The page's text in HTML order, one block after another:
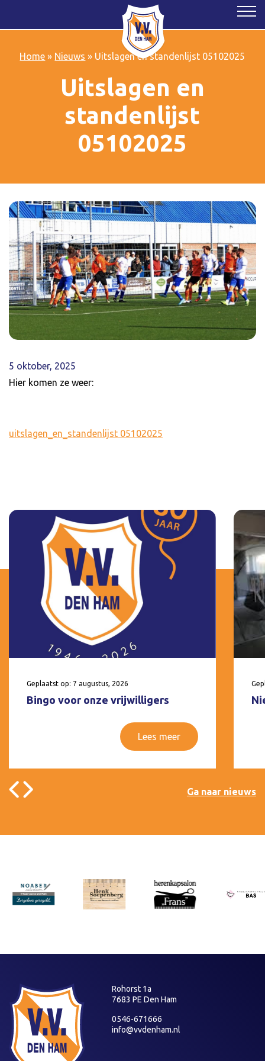
Home » Nieuws » Uitslagen en standenlijst 05102025
Uitslagen en
standenlijst
05102025
5 oktober, 2025
Hier komen ze weer:
uitslagen_en_standenlijst 05102025
Geplaatst op: 7 augustus, 2026
Bingo voor onze vrijwilligers
Lees meer
Ga naar nieuws
Rohorst 1a
7683 PE Den Ham
0546-671666
info@vvdenham.nl